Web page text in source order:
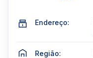
Endereço:
Região: